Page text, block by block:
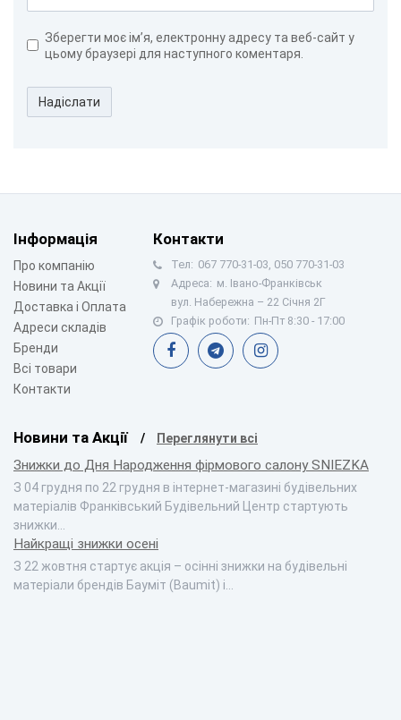
Зберегти моє ім’я, електронну адресу та веб-сайт у
цьому браузері для наступного коментаря.
Надіслати
Інформація
Про компанію
Новини та Акції
Доставка і Оплата
Адреси складів
Бренди
Всі товари
Контакти
Контакти
Тел: 067 770-31-03, 050 770-31-03
Адреса: м. Івано-Франківськ
вул. Набережна – 22 Січня 2Г
Графік роботи: Пн-Пт 8:30 - 17:00
Новини та Акції Переглянути всі
Знижки до Дня Народження фірмового салону SNIEZKA
З 04 грудня по 22 грудня в інтернет-магазині будівельних
матеріалів Франківський Будівельний Центр стартують
знижки…
Найкращі знижки осені
З 22 жовтня стартує акція – осінні знижки на будівельні
матеріали брендів Бауміт (Baumit) і…